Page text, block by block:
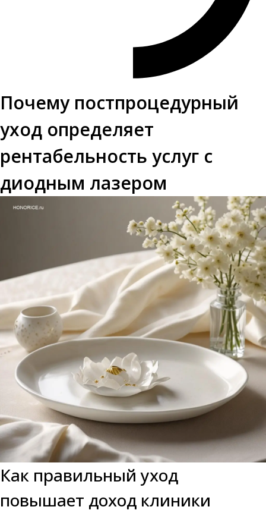
Почему постпроцедурный
уход определяет
рентабельность услуг с
диодным лазером
Как правильный уход
повышает доход клиники